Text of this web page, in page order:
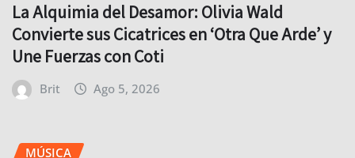
La Alquimia del Desamor: Olivia Wald
Convierte sus Cicatrices en ‘Otra Que Arde’ y
Une Fuerzas con Coti
Brit Ago 5, 2026
MÚSICA